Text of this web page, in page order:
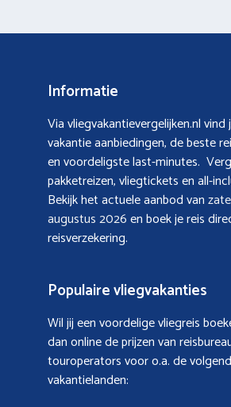
Informatie
Via vliegvakantievergelijken.nl
vakantie aanbiedingen, de beste
en voordeligste last-minutes.
pakketreizen, vliegtickets en all-
Bekijk het actuele aanbod van
augustus 2026en boek je reis
reisverzekering.
Populaire vliegvakanties
Wil jij een voordelige vliegreis
dan online de prijzen van
touroperators voor o.a. de
vakantielanden: